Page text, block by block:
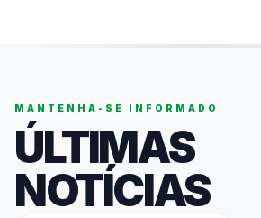
MANTENHA-SE INFORMADO
ÚLTIMAS
NOTÍCIAS